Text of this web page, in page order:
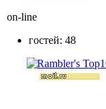
on-line
гостей: 48